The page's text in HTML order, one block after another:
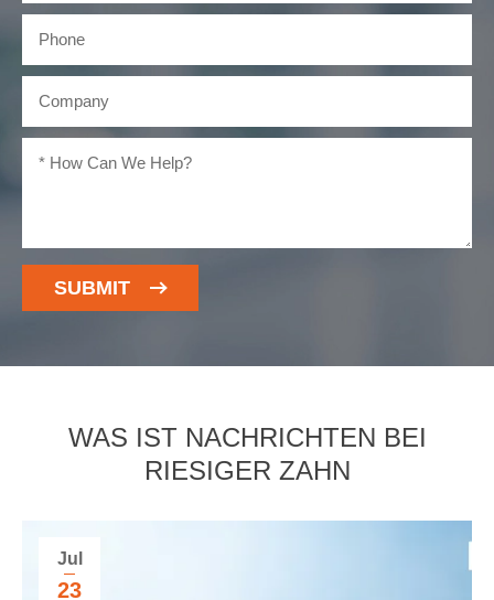
SUBMIT
WAS IST NACHRICHTEN BEI
RIESIGER ZAHN
Jul
23